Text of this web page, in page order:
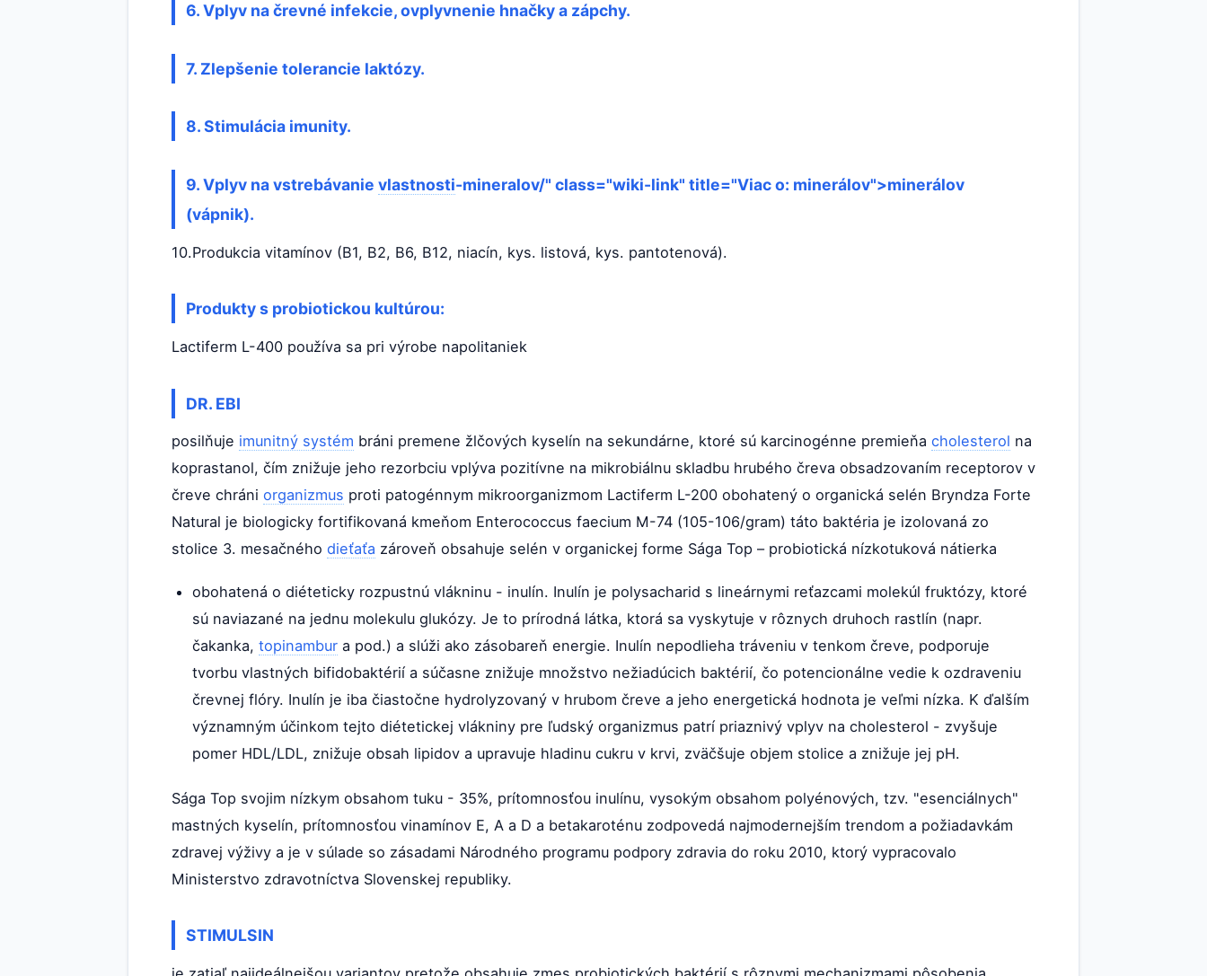
6. Vplyv na črevné infekcie, ovplyvnenie hnačky a zápchy.
7. Zlepšenie tolerancie laktózy.
8. Stimulácia imunity.
9. Vplyv na vstrebávanie vlastnosti-mineralov/" class="wiki-link" title="Viac o: minerálov">minerálov
(vápnik).
10.Produkcia vitamínov (B1, B2, B6, B12, niacín, kys. listová, kys. pantotenová).
Produkty s probiotickou kultúrou:
Lactiferm L-400 používa sa pri výrobe napolitaniek
DR. EBI
posilňuje imunitný systém bráni premene žlčových kyselín na sekundárne, ktoré sú karcinogénne premieňa cholesterol na
koprastanol, čím znižuje jeho rezorbciu vplýva pozitívne na mikrobiálnu skladbu hrubého čreva obsadzovaním receptorov v
čreve chráni organizmus proti patogénnym mikroorganizmom Lactiferm L-200 obohatený o organická selén Bryndza Forte
Natural je biologicky fortifikovaná kmeňom Enterococcus faecium M-74 (105-106/gram) táto baktéria je izolovaná zo
stolice 3. mesačného dieťaťa zároveň obsahuje selén v organickej forme Sága Top – probiotická nízkotuková nátierka
obohatená o diéteticky rozpustnú vlákninu - inulín. Inulín je polysacharid s lineárnymi reťazcami molekúl fruktózy, ktoré
sú naviazané na jednu molekulu glukózy. Je to prírodná látka, ktorá sa vyskytuje v rôznych druhoch rastlín (napr.
čakanka, topinambura pod.) a slúži ako zásobareň energie. Inulín nepodlieha tráveniu v tenkom čreve, podporuje
tvorbu vlastných bifidobaktérií a súčasne znižuje množstvo nežiadúcich baktérií, čo potencionálne vedie k ozdraveniu
črevnej flóry. Inulín je iba čiastočne hydrolyzovaný v hrubom čreve a jeho energetická hodnota je veľmi nízka. K ďalším
významným účinkom tejto diétetickej vlákniny pre ľudský organizmus patrí priaznivý vplyv na cholesterol - zvyšuje
pomer HDL/LDL, znižuje obsah lipidov a upravuje hladinu cukru v krvi, zväčšuje objem stolice a znižuje jej pH.
Sága Top svojim nízkym obsahom tuku - 35%, prítomnosťou inulínu, vysokým obsahom polyénových, tzv. "esenciálnych"
mastných kyselín, prítomnosťou vinamínov E, A a D a betakaroténu zodpovedá najmodernejším trendom a požiadavkám
zdravej výživy a je v súlade so zásadami Národného programu podpory zdravia do roku 2010, ktorý vypracovalo
Ministerstvo zdravotníctva Slovenskej republiky.
STIMULSIN